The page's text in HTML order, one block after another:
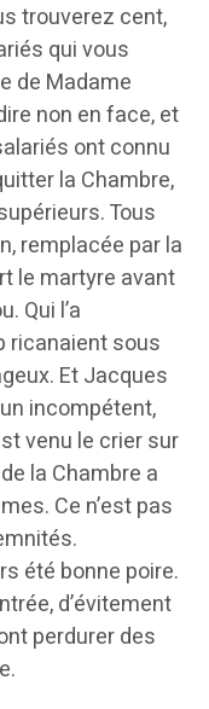
trouverez cent,
qui vous
de Madame
non en face, et
ont connu
la Chambre,
Tous
remplacée par la
le martyre avant
Qui l’a
ricanaient sous
Et Jacques
incompétent,
venu le crier sur
la Chambre a
Ce n’est pas
été bonne poire.
d’évitement
perdurer des